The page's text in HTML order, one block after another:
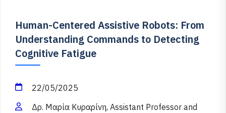
Human-Centered Assistive Robots: From
Understanding Commands to Detecting
Cognitive Fatigue
22/05/2025
Δρ. Μαρία Κυραρίνη, Assistant Professor and